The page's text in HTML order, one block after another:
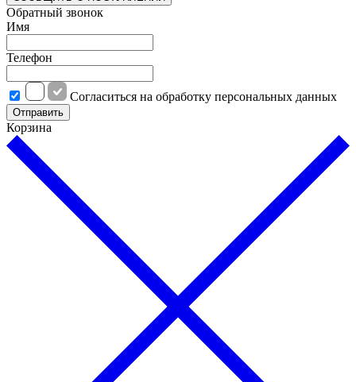
Обратный звонок
Имя
Телефон
Cогласиться на обработку персональных данных
Отправить
Корзина